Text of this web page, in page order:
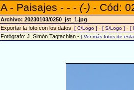
A - Paisajes - - - (-) - Cód:
Archivo: 20230103/0250_jst_1.jpg
Exportar la foto con los datos: [ C/Logo ] - [ S/Logo ] - [
Fotógrafo: J. Simón Tagtachian - [ Ver más fotos de